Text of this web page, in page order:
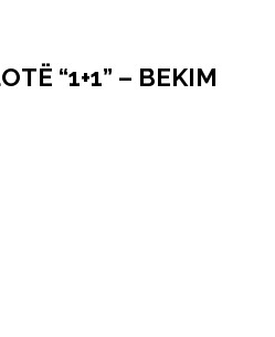
“1+1” – BEKIM